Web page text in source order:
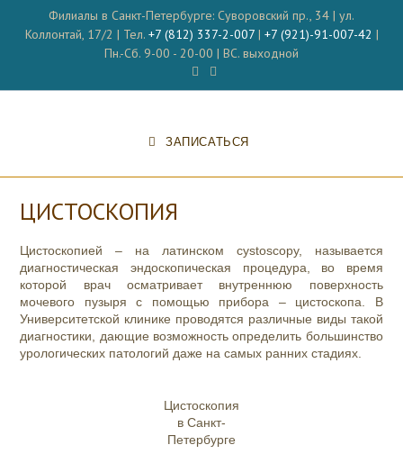
содержимому
Филиалы в Санкт-Петербурге: Суворовский пр., 34 | ул.
Коллонтай, 17/2 | Тел. +7 (812) 337-2-007| +7 (921)-91-007-42 |
Пн.-Сб. 9-00 - 20-00 | ВС. выходной
ЗАПИСАТЬСЯ
ЦИСТОСКОПИЯ
Цистоскопией – на латинском cystoscopy, называется
диагностическая эндоскопическая процедура, во время
которой врач осматривает внутреннюю поверхность
мочевого пузыря с помощью прибора – цистоскопа. В
Университетской клинике проводятся различные виды такой
диагностики, дающие возможность определить большинство
урологических патологий даже на самых ранних стадиях.
Цистоскопия
в Санкт-
Петербурге